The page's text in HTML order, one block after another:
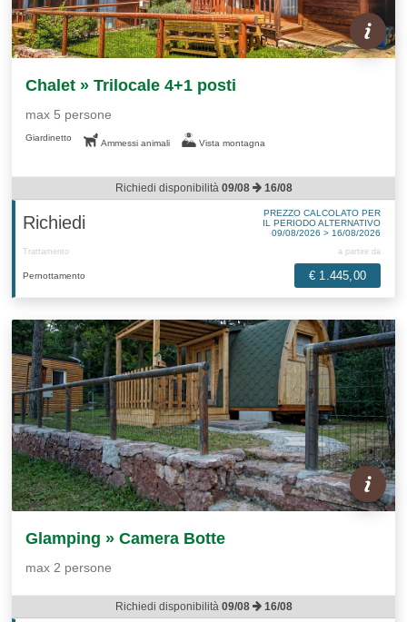
Chalet » Trilocale 4+1 posti
max 5 persone
Giardinetto
Ammessi animali Vista montagna
Richiedi disponibilità 09/08 16/08
Richiedi
PREZZO CALCOLATO PER
IL PERIODO ALTERNATIVO
09/08/2026 > 16/08/2026
Trattamento a partire da
Pernottamento € 1.445,00
Glamping » Camera Botte
max 2 persone
Richiedi disponibilità 09/08 16/08